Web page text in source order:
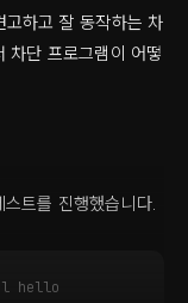
하고 잘 동작하는 차
차단 프로그램이 어떻
트를 진행했습니다.
l hello